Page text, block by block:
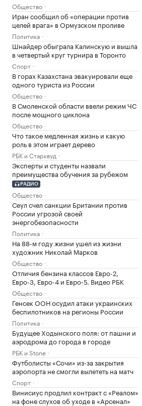
Общество
Иран сообщил об «операции против
целей врага» в Ормузском проливе
Политика
Шнайдер обыграла Калинскую и вышла
в четвертый круг турнира в Торонто
Спорт
В горах Казахстана эвакуировали еще
одного туриста из России
Общество
В Смоленской области ввели режим ЧС
после мощного циклона
Общество
Что такое медленная жизнь и какую
роль в этом играет дерево
РБК и Старквуд
Эксперты и студенты назвали
преимущества обучения за рубежом
РАДИО
Общество
Сеул счел санкции Британии против
России угрозой своей
энергобезопасности
Политика
На 88-м году жизни ушел из жизни
художник Николай Марков
Общество
Отличия бензина классов Евро-2,
Евро-3, Евро-4 и Евро-5. Видео РБК
Общество
Генсек ООН осудил атаки украинских
беспилотников на регионы России
Политика
Будущее Ходынского поля: от пашни и
аэродрома до города в городе
РБК и Stone
Футболисты «Сочи» из-за закрытия
аэропорта не смогли вылететь на матч
Спорт
Винисиус продлил контракт с «Реалом»
на фоне слухов об уходе в «Арсенал»